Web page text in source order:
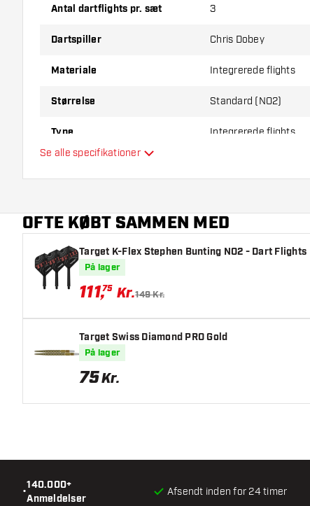
Antal dartflights pr. sæt 3
Dartspiller Chris Dobey
Materiale Integrerede flights
Størrelse Standard (NO2)
Type Integrerede flights
Hovedfarve
Længde på skaft
Se alle specifikationer
OFTE KØBT SAMMEN MED
Target K-Flex Stephen Bunting NO2 - Dart Flights
På lager
111,75 Kr.149 Kr.
Target Swiss Diamond PRO Gold
På lager
75Kr.
•
140.000+
Anmeldelser
Afsendt inden for 24 timer